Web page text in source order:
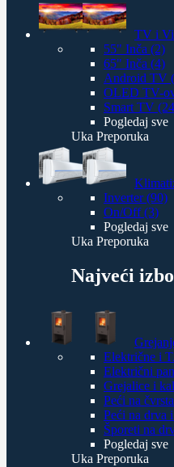
TV i
55" Inča (2)
65" Inča (4)
Android TV
OLED TV-
Smart TV
Pogledaj sve
Uka Preporuka
Inverter (90)
On/Off (3)
Pogledaj sve
Uka Preporuka
Najveći
Električne i
Električni
Grejalice i
Peći na
Peći na drva
Šporeti na
Pogledaj sve
Uka Preporuka